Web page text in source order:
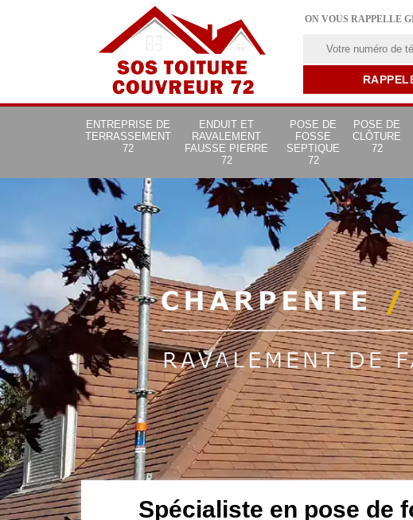
ON VOUS RAPPELLE
ENTREPRISE DE
TERRASSEMENT
72
ENDUIT ET
RAVALEMENT
FAUSSE PIERRE
72
POSE DE
FOSSE
SEPTIQUE
72
POSE DE
CLÔTURE
72
Spécialiste en pose de